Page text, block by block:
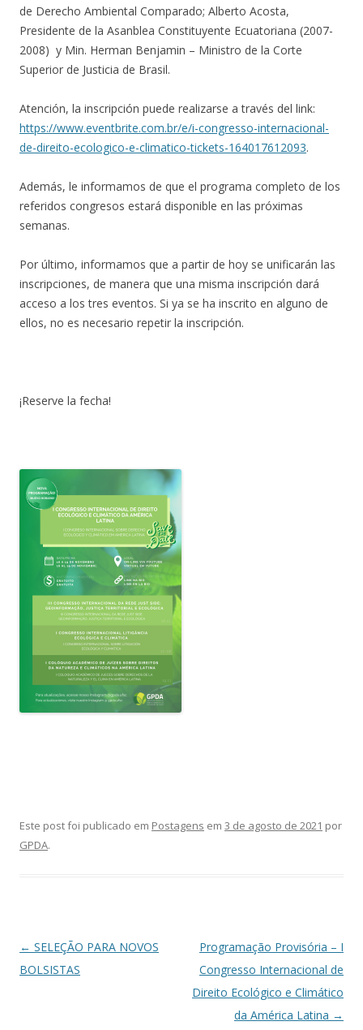
de Derecho Ambiental Comparado; Alberto Acosta,
Presidente de la Asanblea Constituyente Ecuatoriana (2007-
2008) y Min. Herman Benjamin – Ministro de la Corte
Superior de Justicia de Brasil.
Atención, la inscripción puede realizarse a través del link:
https://www.eventbrite.com.br/e/i-congresso-internacional-
de-direito-ecologico-e-climatico-tickets-164017612093.
Además, le informamos de que el programa completo de los
referidos congresos estará disponible en las próximas
semanas.
Por último, informamos que a partir de hoy se unificarán las
inscripciones, de manera que una misma inscripción dará
acceso a los tres eventos. Si ya se ha inscrito en alguno de
ellos, no es necesario repetir la inscripción.
¡Reserve la fecha!
Este post foi publicado em Postagens em 3 de agosto de 2021 por
GPDA.
Navegação
de
← SELEÇÃO PARA NOVOS
BOLSISTAS
Programação Provisória – I
Congresso Internacional de
Direito Ecológico e Climático
da América Latina →